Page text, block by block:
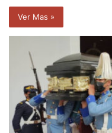
Ver Mas »